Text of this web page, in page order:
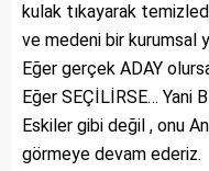
kulak tıkayarak
ve medeni bir kurumsal
Eğer gerçek ADAY
Eğer SEÇİLİRSE… Yani
Eskiler gibi değil , onu
görmeye devam ederiz.